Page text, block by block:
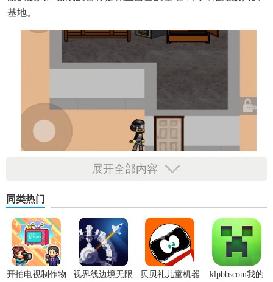
基地。
1. 独特的角色设定：玩家扮演的是一名可爱的坤坤，其独特
的技能和属性为游戏增添了趣味 性。
2. 丰富的游戏玩法：游戏提供了多种防御塔、士兵和技能供
玩家选择，每种都有其独特的优势和战略价值。
展开全部内容
同类热门
开拍电视制作物
视界线边境无限
贝贝礼儿童机器
klpbbscom我的